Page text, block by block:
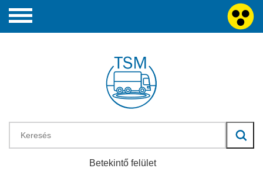
Betekintő felület